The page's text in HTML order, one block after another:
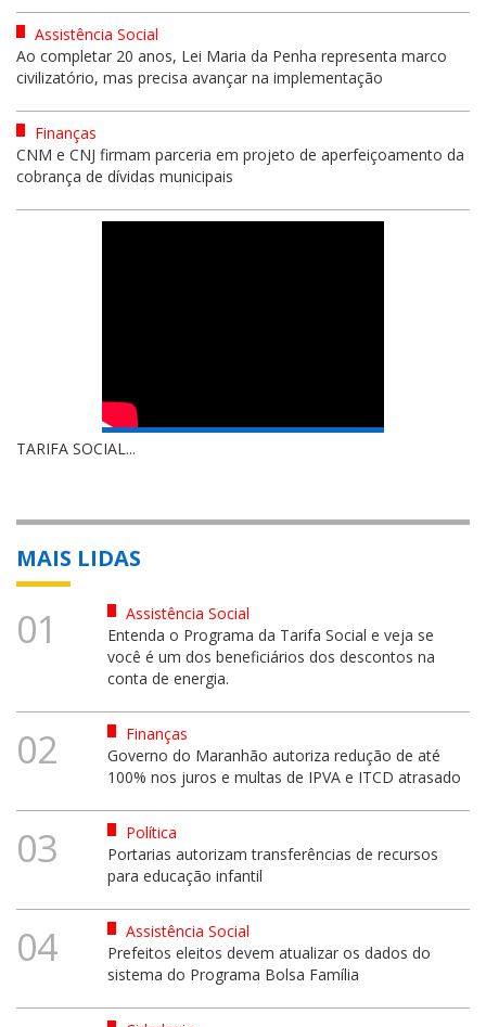
Assistência Social
Ao completar 20 anos, Lei Maria da Penha representa marco
civilizatório, mas precisa avançar na implementação
Finanças
CNM e CNJ firmam parceria em projeto de aperfeiçoamento da
cobrança de dívidas municipais
TARIFA SOCIAL...
MAIS LIDAS
01
Assistência Social
Entenda o Programa da Tarifa Social e veja se
você é um dos beneficiários dos descontos na
conta de energia.
02
Finanças
Governo do Maranhão autoriza redução de até
100% nos juros e multas de IPVA e ITCD atrasado
03
Política
Portarias autorizam transferências de recursos
para educação infantil
04
Assistência Social
Prefeitos eleitos devem atualizar os dados do
sistema do Programa Bolsa Família